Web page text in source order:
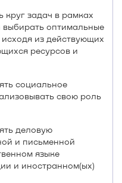
круг задач в рамках
выбирать оптимальные
из действующих
ресурсов и
социальное
свою роль
деловую
и письменной
языке
и иностранном(ых)